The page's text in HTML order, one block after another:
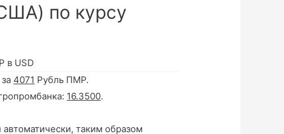
по курсу
в USD
4071 Рубль ПМР.
16.3500.
таким образом